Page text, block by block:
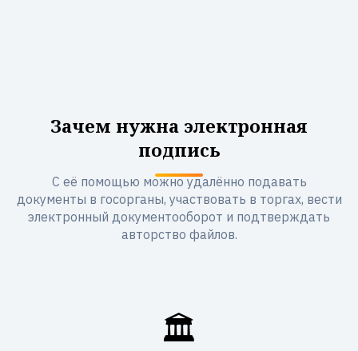
Зачем нужна электронная
подпись
С её помощью можно удалённо подавать
документы в госорганы, участвовать в торгах, вести
электронный документооборот и подтверждать
авторство файлов.
🏛️